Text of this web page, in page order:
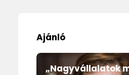
Ajánló
„Nagyvállalatok